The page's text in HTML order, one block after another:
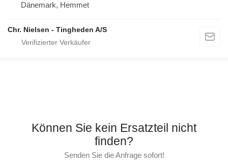
Dänemark, Hemmet
Chr. Nielsen - Tingheden A/S
Können Sie kein Ersatzteil nicht
finden?
Senden Sie die Anfrage sofort!